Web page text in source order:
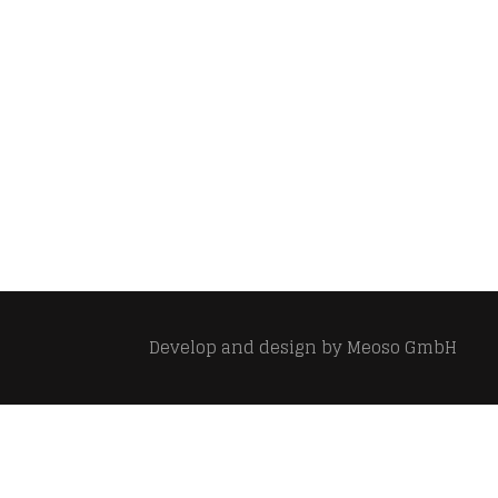
Develop and design byMeoso GmbH